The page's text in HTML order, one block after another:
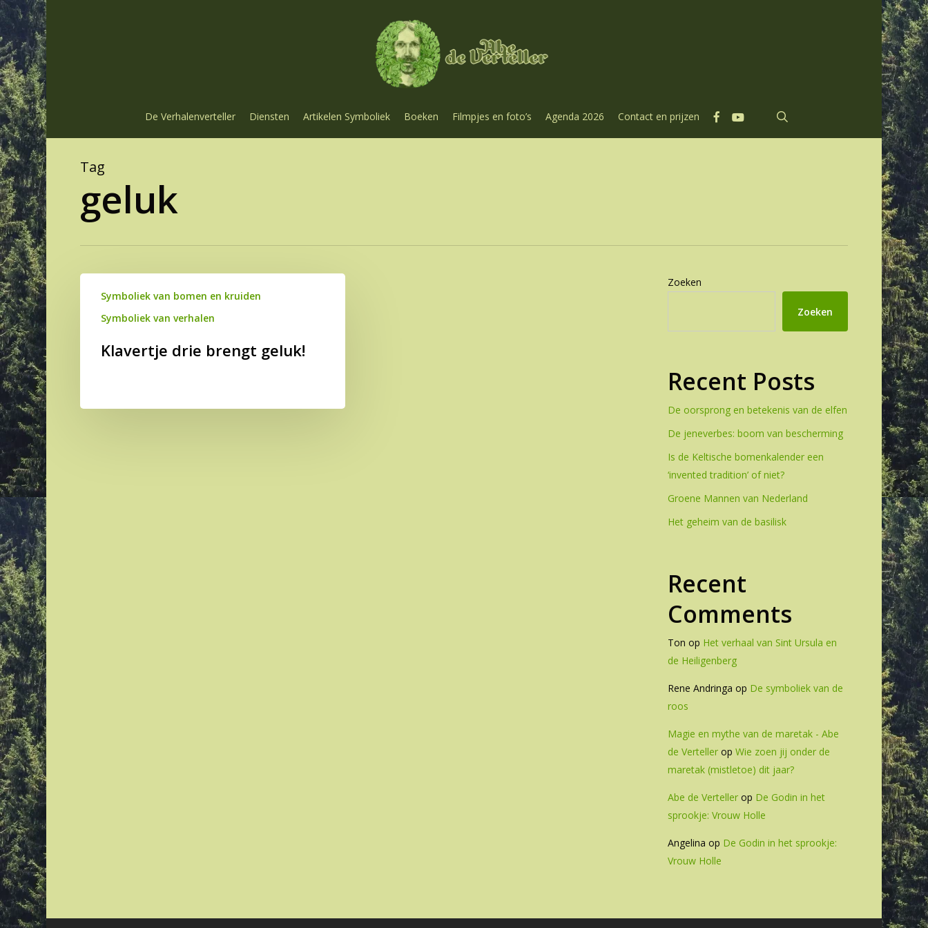
Skip
to
main
content
De Verhalenverteller Diensten Artikelen Symboliek Boeken Filmpjes en foto’s Agenda 2026 Contact en prijzen facebookyoutube
Tag
geluk
brengt
Symboliek van bomen en kruiden
Symboliek van verhalen
Klavertje drie brengt geluk!
Zoeken
Zoeken
Recent Posts
De oorsprong en betekenis van de elfen
De jeneverbes: boom van bescherming
Is de Keltische bomenkalender een
‘invented tradition’ of niet?
Groene Mannen van Nederland
Het geheim van de basilisk
Recent
Comments
Ton op Het verhaal van Sint Ursula en
de Heiligenberg
Rene Andringa op De symboliek van de
roos
Magie en mythe van de maretak - Abe
de Vertellerop Wie zoen jij onder de
maretak (mistletoe) dit jaar?
Abe de Vertellerop De Godin in het
sprookje: Vrouw Holle
Angelina op De Godin in het sprookje:
Vrouw Holle